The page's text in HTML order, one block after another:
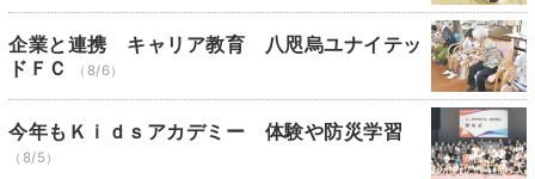
企業と連携 キャリア教育 八咫烏ユナイテッ
ドＦＣ
（8/6）
今年もＫｉｄｓアカデミー 体験や防災学習
（8/5）